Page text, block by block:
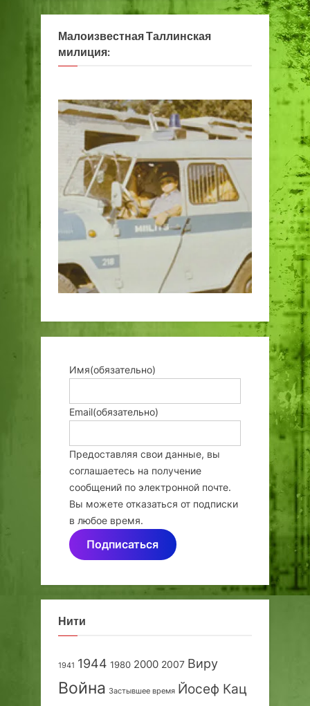
Малоизвестная Таллинская
милиция:
Имя(обязательно)
Email(обязательно)
Предоставляя свои данные, вы
соглашаетесь на получение
сообщений по электронной почте.
Вы можете отказаться от подписки
в любое время.
Подписаться
Нити
1941 1944 1980 2000 2007 Виру
Война Застывшее время Йосеф Кац